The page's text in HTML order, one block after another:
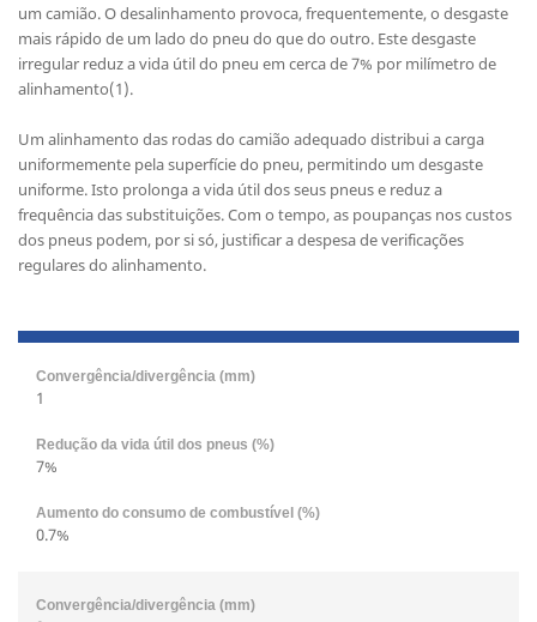
um camião. O desalinhamento provoca, frequentemente, o desgaste
mais rápido de um lado do pneu do que do outro. Este desgaste
irregular reduz a vida útil do pneu em cerca de 7% por milímetro de
alinhamento(1).
Um alinhamento das rodas do camião adequado distribui a carga
uniformemente pela superfície do pneu, permitindo um desgaste
uniforme. Isto prolonga a vida útil dos seus pneus e reduz a
frequência das substituições. Com o tempo, as poupanças nos custos
dos pneus podem, por si só, justificar a despesa de verificações
regulares do alinhamento.
1
7%
0.7%